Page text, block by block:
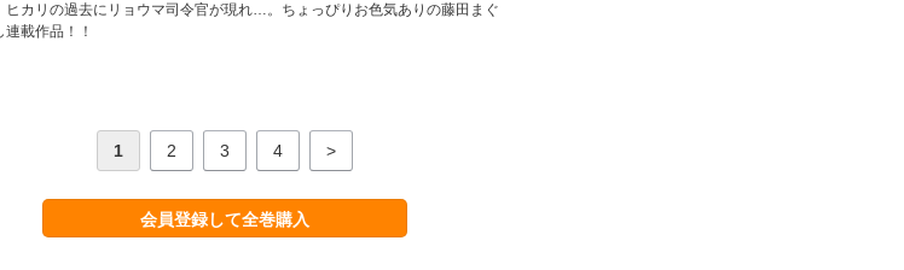
ヒカリの過去にリョウマ司令官が現れ…。ちょっぴりお色気ありの藤田まぐ
載作品！！
1 2 3 4 >
会員登録して全巻購入